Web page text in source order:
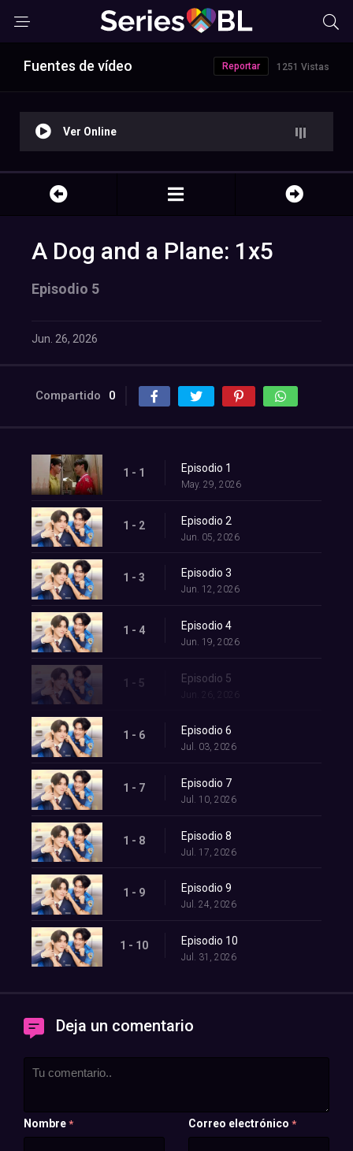
Fuentes de vídeo 1251 Vistas
Reportar
Ver Online
A Dog and a Plane: 1x5
Episodio 5
Jun. 26, 2026
Compartido 0
1 - 1 Episodio 1
May. 29, 2026
1 - 2 Episodio 2
Jun. 05, 2026
1 - 3 Episodio 3
Jun. 12, 2026
1 - 4 Episodio 4
Jun. 19, 2026
1 - 5 Episodio 5
Jun. 26, 2026
1 - 6 Episodio 6
Jul. 03, 2026
1 - 7 Episodio 7
Jul. 10, 2026
1 - 8 Episodio 8
Jul. 17, 2026
1 - 9 Episodio 9
Jul. 24, 2026
1 - 10 Episodio 10
Jul. 31, 2026
Deja un comentario
Nombre * Correo electrónico *